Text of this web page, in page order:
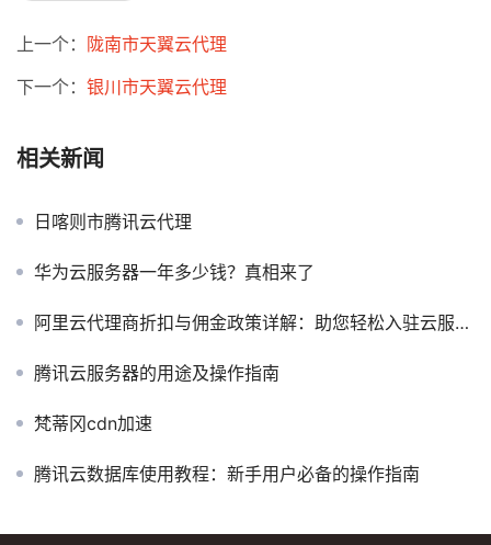
上一个： 陇南市天翼云代理
下一个： 银川市天翼云代理
相关新闻
日喀则市腾讯云代理
华为云服务器一年多少钱？真相来了
阿里云代理商折扣与佣金政策详解：助您轻松入驻云服务市场
腾讯云服务器的用途及操作指南
梵蒂冈cdn加速
腾讯云数据库使用教程：新手用户必备的操作指南